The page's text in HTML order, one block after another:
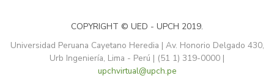
COPYRIGHT © UED - UPCH 2019.
Universidad Peruana Cayetano Heredia | Av. Honorio Delgado 430,
Urb Ingeniería, Lima - Perú | (51 1) 319-0000 |
upchvirtual@upch.pe